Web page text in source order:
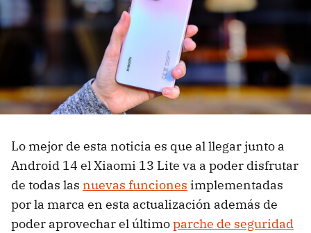
Lo mejor de esta noticia es que al llegar junto a
Android 14 el Xiaomi 13 Lite va a poder disfrutar
de todas las nuevas funciones implementadas
por la marca en esta actualización además de
poder aprovechar el últimoparche de seguridad